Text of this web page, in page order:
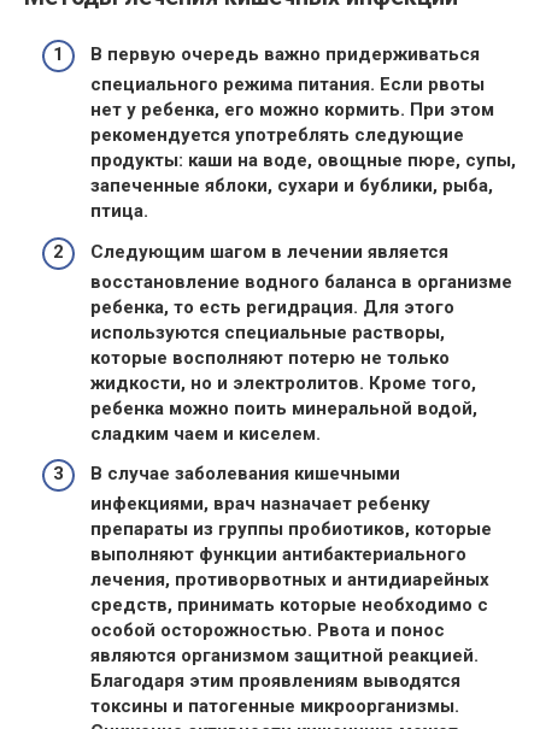
В первую очередь важно придерживаться
специального режима питания. Если рвоты
нет у ребенка, его можно кормить. При этом
рекомендуется употреблять следующие
продукты: каши на воде, овощные пюре, супы,
запеченные яблоки, сухари и бублики, рыба,
птица.
Следующим шагом в лечении является
восстановление водного баланса в организме
ребенка, то есть регидрация. Для этого
используются специальные растворы,
которые восполняют потерю не только
жидкости, но и электролитов. Кроме того,
ребенка можно поить минеральной водой,
сладким чаем и киселем.
В случае заболевания кишечными
инфекциями, врач назначает ребенку
препараты из группы пробиотиков, которые
выполняют функции антибактериального
лечения, противорвотных и антидиарейных
средств, принимать которые необходимо с
особой осторожностью. Рвота и понос
являются организмом защитной реакцией.
Благодаря этим проявлениям выводятся
токсины и патогенные микроорганизмы.